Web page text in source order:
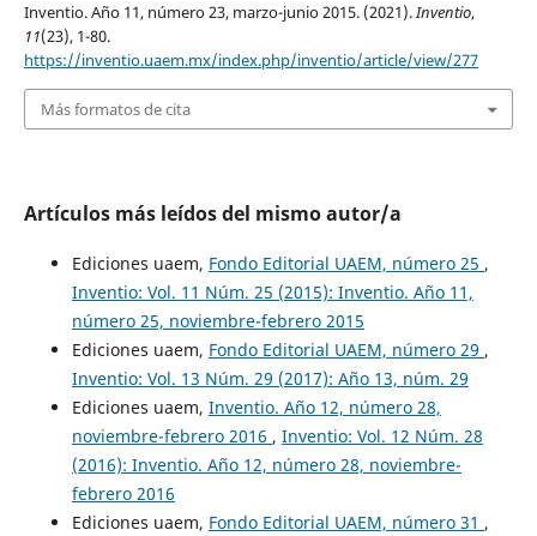
Inventio. Año 11, número 23, marzo-junio 2015. (2021).Inventio,
11(23), 1-80.
https://inventio.uaem.mx/index.php/inventio/article/view/277
Más formatos de cita
Artículos más leídos del mismo autor/a
Ediciones uaem, Fondo Editorial UAEM, número 25 ,
Inventio: Vol. 11 Núm. 25 (2015): Inventio. Año 11,
número 25, noviembre-febrero 2015
Ediciones uaem, Fondo Editorial UAEM, número 29 ,
Inventio: Vol. 13 Núm. 29 (2017): Año 13, núm. 29
Ediciones uaem, Inventio. Año 12, número 28,
noviembre-febrero 2016 , Inventio: Vol. 12 Núm. 28
(2016): Inventio. Año 12, número 28, noviembre-
febrero 2016
Ediciones uaem, Fondo Editorial UAEM, número 31 ,